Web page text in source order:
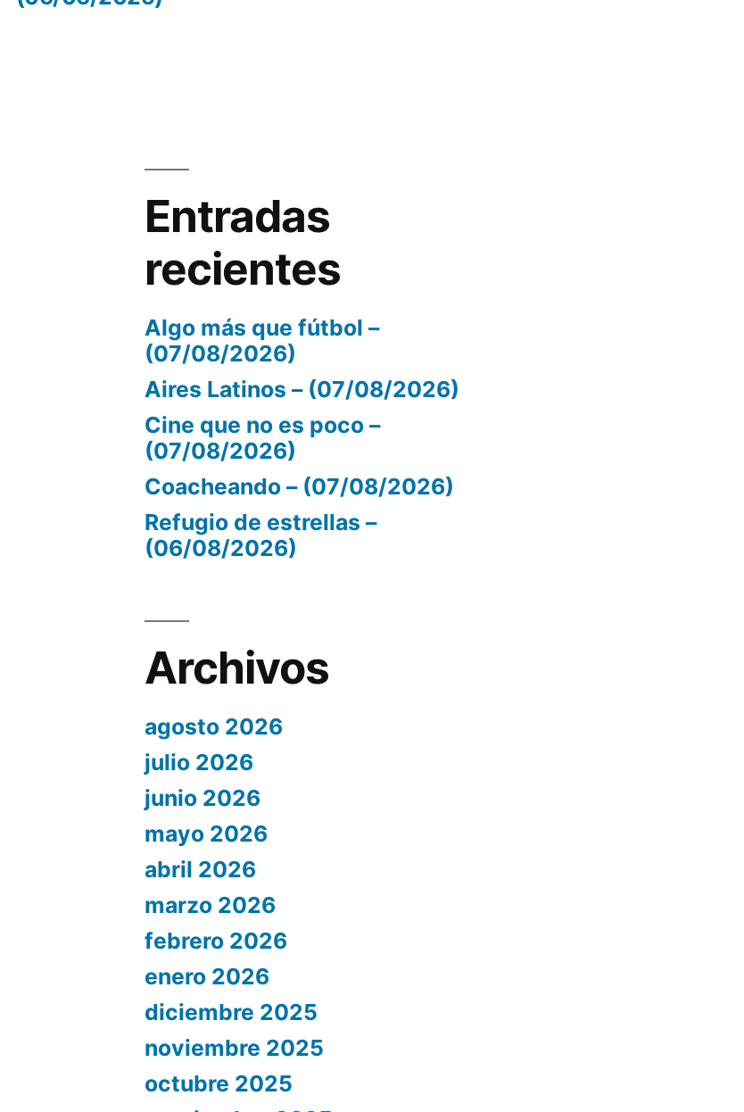
Entradas
recientes
Algo más que fútbol –
(07/08/2026)
Aires Latinos – (07/08/2026)
Cine que no es poco –
(07/08/2026)
Coacheando – (07/08/2026)
Refugio de estrellas –
(06/08/2026)
Archivos
agosto 2026
julio 2026
junio 2026
mayo 2026
abril 2026
marzo 2026
febrero 2026
enero 2026
diciembre 2025
noviembre 2025
octubre 2025